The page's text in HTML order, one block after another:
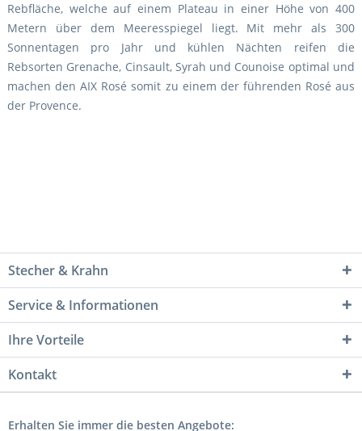
Rebfläche, welche auf einem Plateau in einer Höhe von 400
Metern über dem Meeresspiegel liegt. Mit mehr als 300
Sonnentagen pro Jahr und kühlen Nächten reifen die
Rebsorten Grenache, Cinsault, Syrah und Counoise optimal und
machen den AIX Rosé somit zu einem der führenden Rosé aus
der Provence.
Stecher & Krahn
Service & Informationen
Ihre Vorteile
Kontakt
Erhalten Sie immer die besten Angebote: